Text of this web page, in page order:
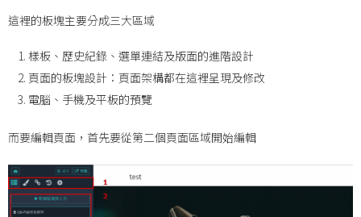
這裡的板塊主要分成三大區域
樣板、歷史紀錄、選單連結及版面的進階設計
頁面的板塊設計：頁面架構都在這裡呈現及修改
電腦、手機及平板的預覽
而要編輯頁面，首先要從第二個頁面區域開始編輯